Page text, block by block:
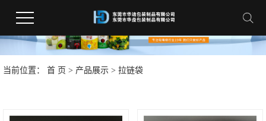
当前位置： 首 页 > 产品展示 > 拉链袋